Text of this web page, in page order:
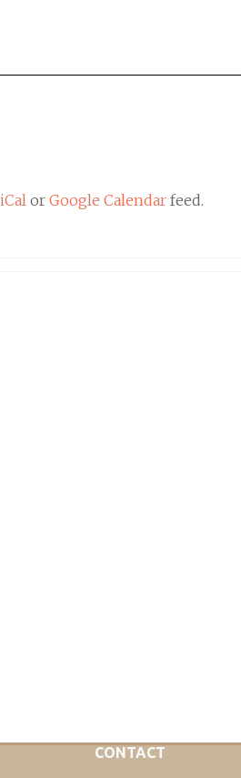
iCal or Google Calendar feed.
CONTACT